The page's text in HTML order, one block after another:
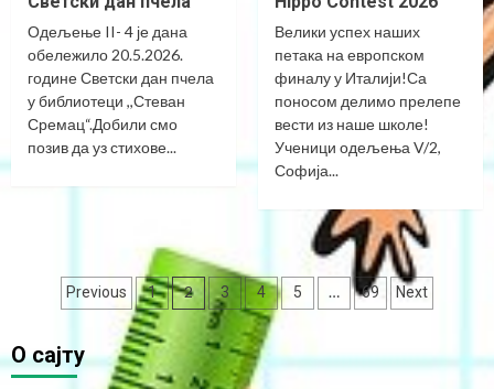
Одељење II- 4 је дана
обележило 20.5.2026.
године Светски дан пчела
у библиотеци ,,Стеван
Сремац“.Добили смо
позив да уз стихове...
Велики успех наших
петака на европском
финалу у Италији!Са
поносом делимо прелепе
вести из наше школе!
Ученици одељења V/2,
Софија...
Posts
pagination
Previous 1 2 3 4 5 … 69 Next
O сајту